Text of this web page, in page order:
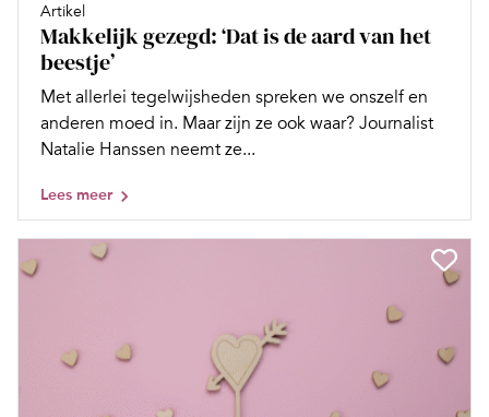
Artikel
Makkelijk gezegd: ‘Dat is de aard van het
beestje’
Met allerlei tegelwijsheden spreken we onszelf en
anderen moed in. Maar zijn ze ook waar? Journalist
Natalie Hanssen neemt ze...
Lees meer